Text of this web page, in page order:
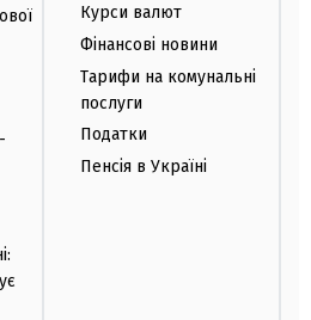
Курси валют
Фінансові новини
Тарифи на комунальні
послуги
Податки
Пенсія в Україні